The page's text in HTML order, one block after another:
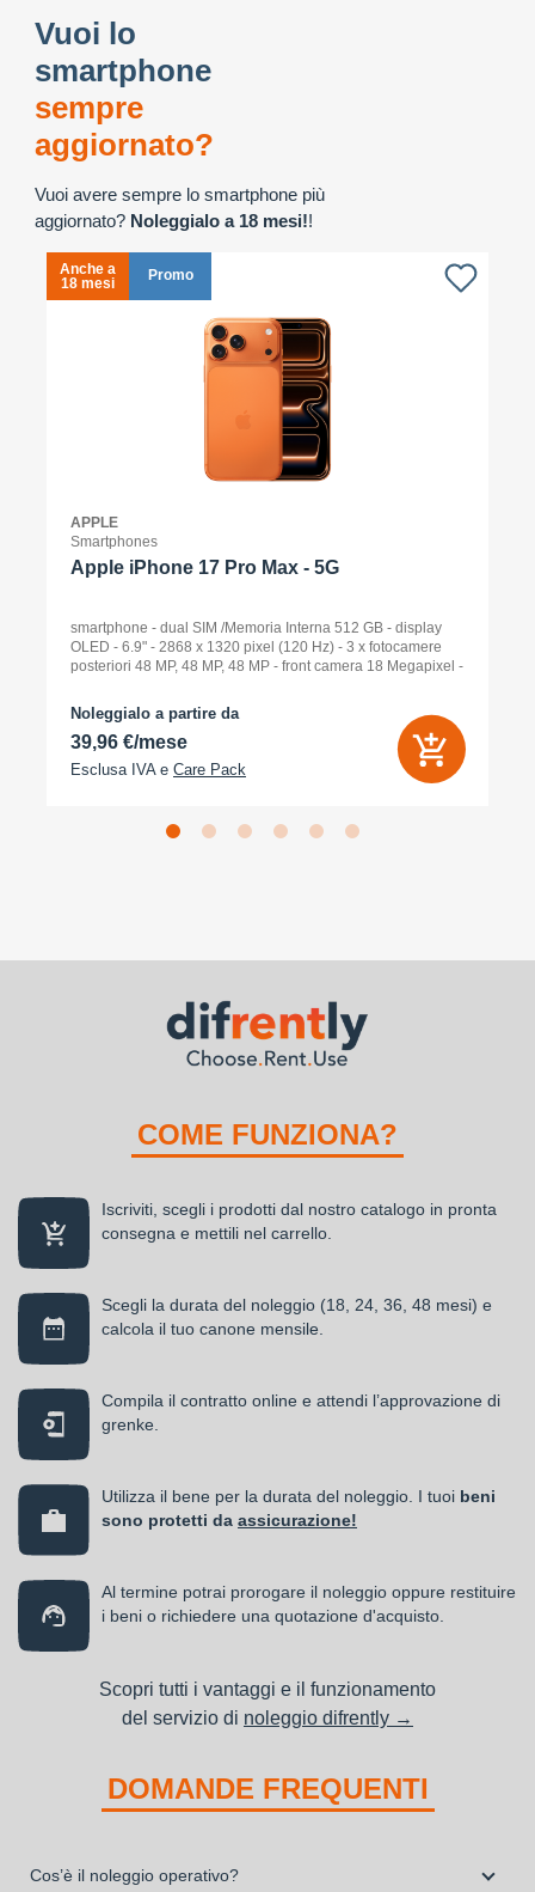
Vuoi lo
smartphone
sempre
aggiornato?
Vuoi avere sempre lo smartphone più
aggiornato? Noleggialo a 18 mesi!!
Anche a
18 mesi
Promo
APPLE
Smartphones
Apple iPhone 17 Pro Max - 5G
smartphone - dual SIM /Memoria Interna 512 GB - display
OLED - 6.9" - 2868 x 1320 pixel (120 Hz) - 3 x fotocamere
posteriori 48 MP, 48 MP, 48 MP - front camera 18 Megapixel -
Noleggialo a partire da
39,96 €/mese
Esclusa IVA e Care Pack
COME FUNZIONA?
Iscriviti, scegli i prodotti dal nostro catalogo in pronta
consegna e mettili nel carrello.
Scegli la durata del noleggio (18, 24, 36, 48 mesi) e
calcola il tuo canone mensile.
Compila il contratto online e attendi l’approvazione di
grenke.
Utilizza il bene per la durata del noleggio. I tuoi beni
sono protetti da assicurazione!
Al termine potrai prorogare il noleggio oppure restituire
i beni o richiedere una quotazione d'acquisto.
Scopri tutti i vantaggi e il funzionamento
del servizio di noleggio difrently →
DOMANDE FREQUENTI
Cos’è il noleggio operativo?